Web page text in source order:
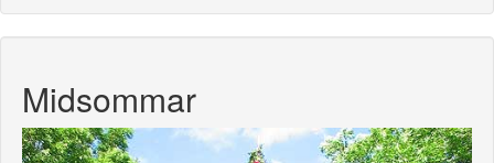
Midsommar